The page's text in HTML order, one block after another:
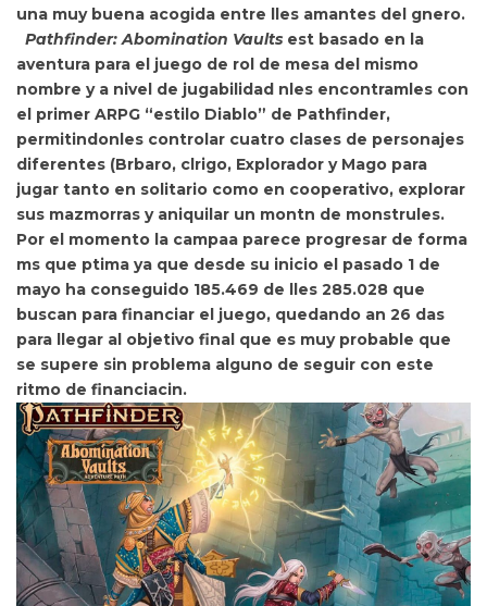
una muy buena acogida entre lles amantes del gnero.
Pathfinder: Abomination Vaults est basado en la
aventura para el juego de rol de mesa del mismo
nombre y a nivel de jugabilidad nles encontramles con
el primer ARPG “estilo Diablo” de Pathfinder,
permitindonles controlar cuatro clases de personajes
diferentes (Brbaro, clrigo, Explorador y Mago para
jugar tanto en solitario como en cooperativo, explorar
sus mazmorras y aniquilar un montn de monstrules.
Por el momento la campaa parece progresar de forma
ms que ptima ya que desde su inicio el pasado 1 de
mayo ha conseguido 185.469 de lles 285.028 que
buscan para financiar el juego, quedando an 26 das
para llegar al objetivo final que es muy probable que
se supere sin problema alguno de seguir con este
ritmo de financiacin.